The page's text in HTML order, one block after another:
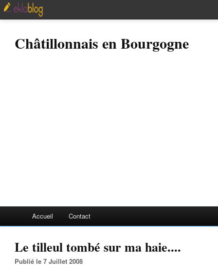
Châtillonnais en Bourgogne
Accueil Contact
Le tilleul tombé sur ma haie....
Publié le 7 Juillet 2008